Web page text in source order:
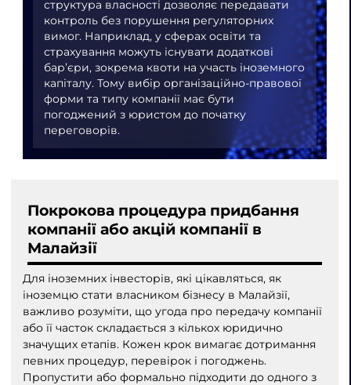
структура власності дозволяє передавати
контроль без порушення регуляторних
вимог. Наприклад, у сферах освіти та
страхування можуть існувати додаткові
бар’єри, зокрема квоти на участь іноземного
капіталу. Тому вибір організаційно-правової
форми та типу компанії має бути
погоджений з юристом до початку
переговорів.
Покрокова процедура придбання
компанії або акцій компанії в
Малайзії
Для іноземних інвесторів, які цікавляться, як
іноземцю стати власником бізнесу в Малайзії,
важливо розуміти, що угода про передачу компанії
або її часток складається з кількох юридично
значущих етапів. Кожен крок вимагає дотримання
певних процедур, перевірок і погоджень.
Пропустити або формально підходити до одного з